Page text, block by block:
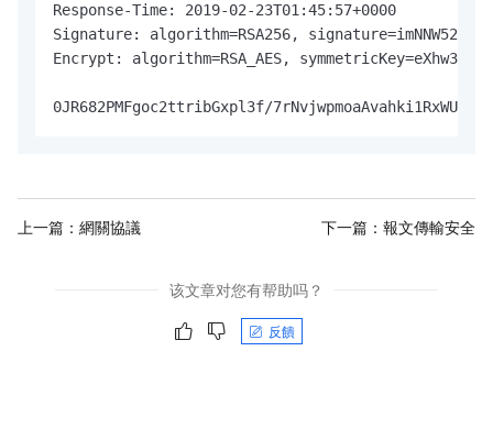
Response-Time: 2019-02-23T01:45:57+0000
Signature: algorithm=RSA256,
Encrypt: algorithm=RSA_AES,
0JR682PMFgoc2ttribGxpl3f/
上一篇： 網關協議 下一篇： 報文傳輸安全
该文章对您有帮助吗？
反饋